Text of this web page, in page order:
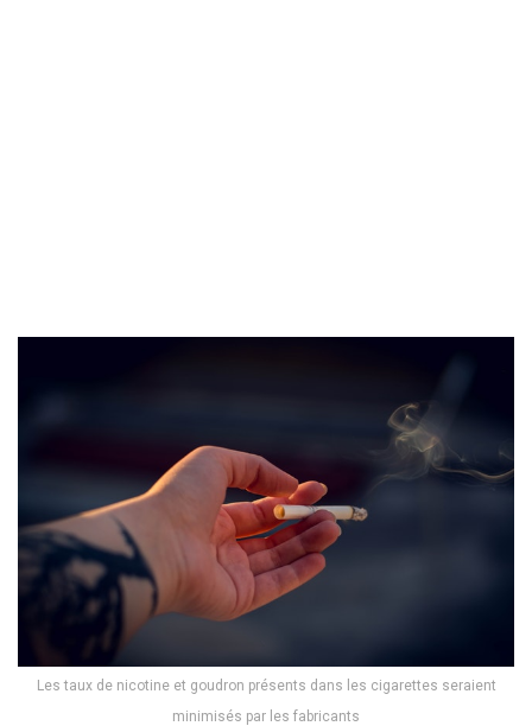
Les taux de nicotine et goudron présents dans les cigarettes seraient
minimisés par les fabricants